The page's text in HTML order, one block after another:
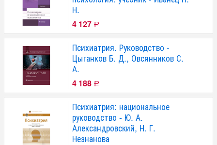
Н.
4 127 Р
Психиатрия. Руководство -
Цыганков Б. Д., Овсянников С.
А.
4 188 Р
Психиатрия: национальное
руководство - Ю. А.
Александровский, Н. Г.
Незнанова